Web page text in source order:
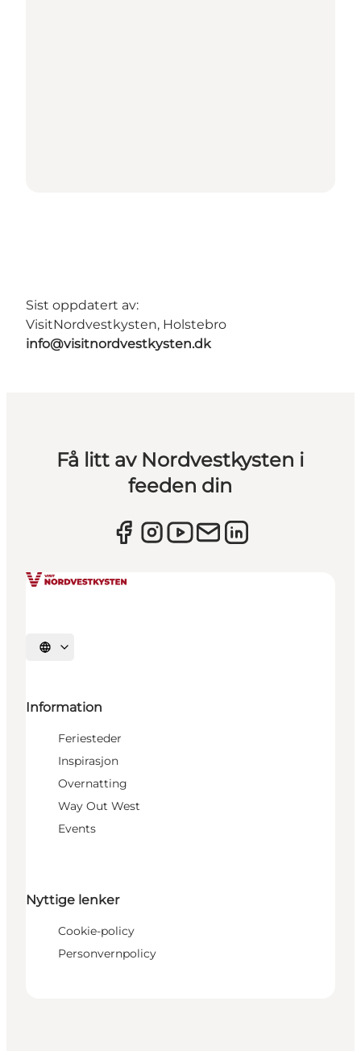
Sist oppdatert av:
VisitNordvestkysten, Holstebro
info@visitnordvestkysten.dk
Få litt av Nordvestkysten i
feeden din
Velg språk
Information
Feriesteder
Inspirasjon
Overnatting
Way Out West
Events
Nyttige lenker
Cookie-policy
Personvernpolicy